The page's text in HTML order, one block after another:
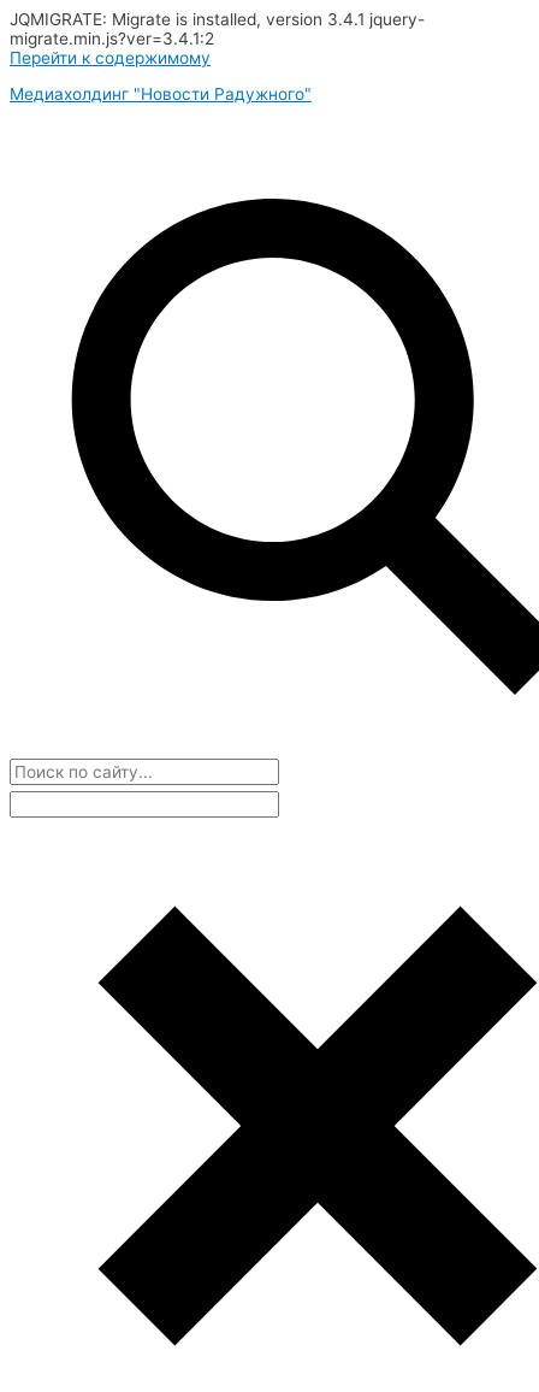
JQMIGRATE: Migrate is installed, version 3.4.1 jquery-
migrate.min.js?ver=3.4.1:2
Перейти к содержимому
Медиахолдинг "Новости Радужного"